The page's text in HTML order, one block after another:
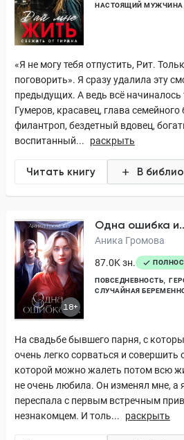
НАСТОЯЩИЙ МУЖЧИНА
«Я не могу тебя отпустить, Рит.
поговорить». Я сразу удалила эту
предыдущих. А ведь всё
Гумеров, красавец, глава
филантроп, бездетный вдовец,
воспитанный...
раскрыть
Читать книгу В
18+
Одна ошибка
Аника Громова
87.0K зн.
ПОВСЕДНЕВНОСТЬ
СЛУЧАЙНАЯ
На свадьбе бывшего парня, с
очень легко сорваться и совершить
которой можно жалеть потом всю
не очень любила. Он изменял мне, а
переспала с первым встречным
незнакомцем. И толь...
раскрыть